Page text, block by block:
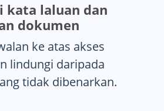
kata laluan dan
dokumen
ke atas akses
lindungi daripada
tidak dibenarkan.